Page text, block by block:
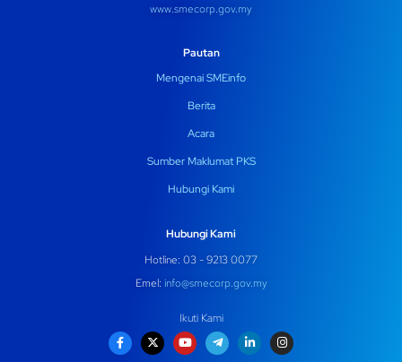
www.smecorp.gov.my
Pautan
Mengenai SMEinfo
Berita
Acara
Sumber Maklumat PKS
Hubungi Kami
Hubungi Kami
Hotline: 03 - 9213 0077
Emel: info@smecorp.gov.my
Ikuti Kami